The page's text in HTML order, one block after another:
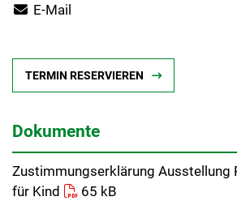
E-Mail
TERMIN RESERVIEREN
Dokumente
Zustimmungserklärung Ausstellung
für Kind
65 kB